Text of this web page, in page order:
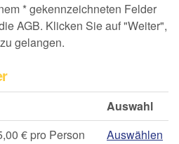
* gekennzeichneten Felder
AGB. Klicken Sie auf "Weiter",
gelangen.
Auswahl
€ pro Person
Auswählen